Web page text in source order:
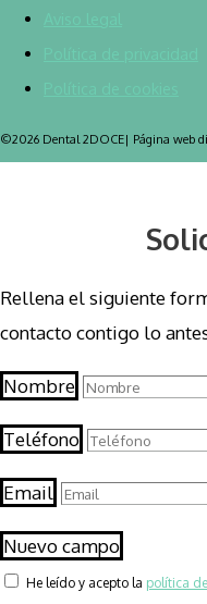
©2026 Dental 2DOCE| Página web
Rellena el siguiente
contacto contigo lo
Nombre
Teléfono
Email
Nuevo campo
He leído y acepto la política